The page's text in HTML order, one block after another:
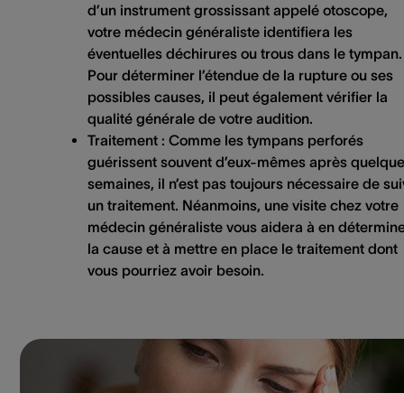
d’un instrument grossissant appelé otoscope,
votre médecin généraliste identifiera les
éventuelles déchirures ou trous dans le tympan.
Pour déterminer l’étendue de la rupture ou ses
possibles causes, il peut également vérifier la
qualité générale de votre audition.
Traitement : Comme les tympans perforés
guérissent souvent d’eux-mêmes après
semaines, il n’est pas toujours nécessaire de
un traitement. Néanmoins, une visite chez votre
médecin généraliste vous aidera à en
la cause et à mettre en place le traitement dont
vous pourriez avoir besoin.